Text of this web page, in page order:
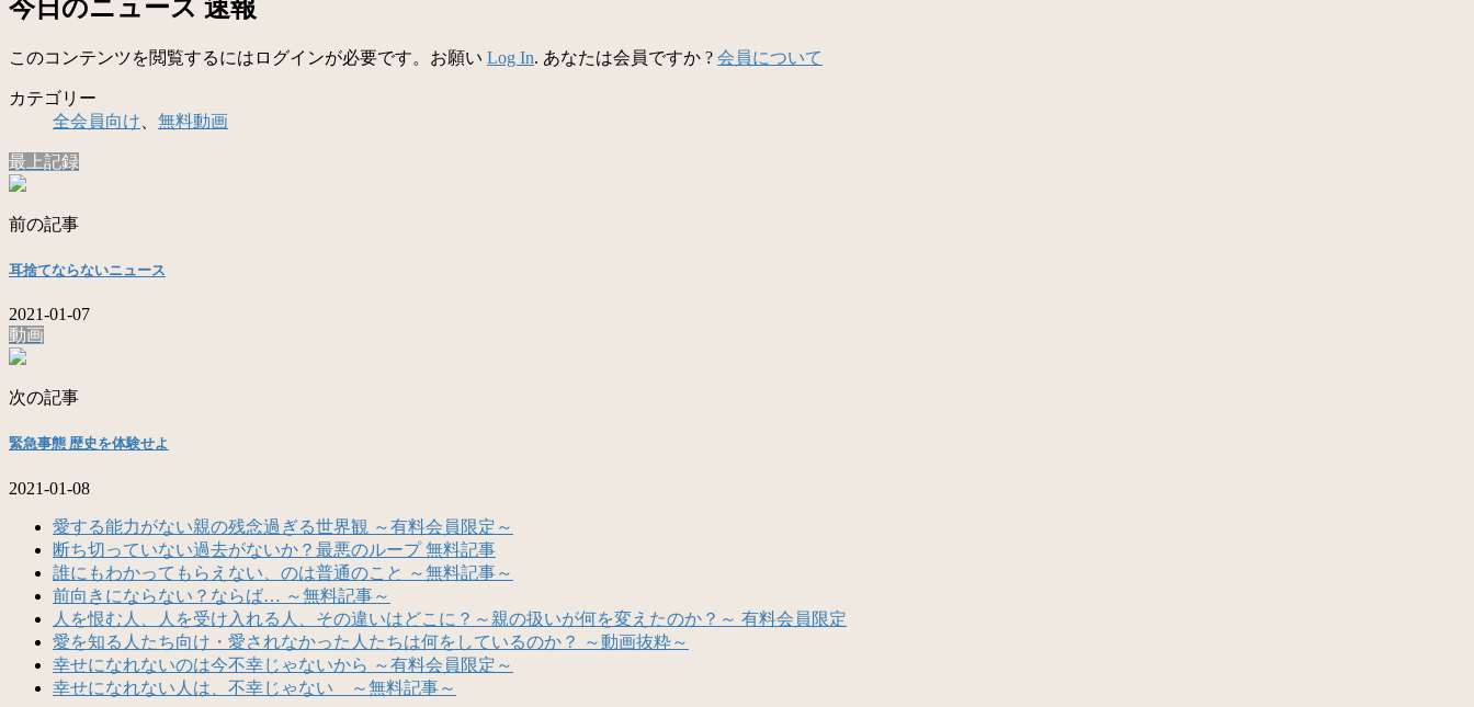
今日のニュース 速報
このコンテンツを閲覧するにはログインが必要です。お願い Log In. あなたは会員ですか ? 会員について
カテゴリー
全会員向け
無料動画
最上記録
前の記事
耳捨てならないニュース
2021-01-07
動画
次の記事
緊急事態 歴史を体験せよ
2021-01-08
愛する能力がない親の残念過ぎる世界観 ～有料会員限定～
断ち切っていない過去がないか？最悪のループ 無料記事
誰にもわかってもらえない、のは普通のこと ～無料記事～
前向きにならない？ならば… ～無料記事～
人を恨む人、人を受け入れる人、その違いはどこに？～親の扱いが何を変えたのか？～ 有料会員限定
愛を知る人たち向け・愛されなかった人たちは何をしているのか？ ～動画抜粋～
幸せになれないのは今不幸じゃないから ～有料会員限定～
幸せになれない人は、不幸じゃない ～無料記事～